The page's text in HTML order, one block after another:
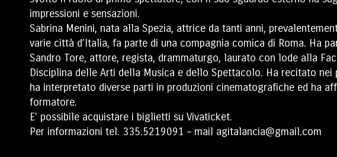
impressioni e sensazioni.
Sabrina Menini, nata alla Spezia, attrice da tanti anni,
varie città d’Italia, fa parte di una compagnia comica di Roma. Ha
Sandro Tore, attore, regista, drammaturgo, laurato con lode alla
Disciplina delle Arti della Musica e dello Spettacolo. Ha recitato
ha interpretato diverse parti in produzioni cinematografiche ed ha
formatore.
E’ possibile acquistare i biglietti su Vivaticket.
Per informazioni tel. 335.5219091 – mail agitalancia@gmail.com